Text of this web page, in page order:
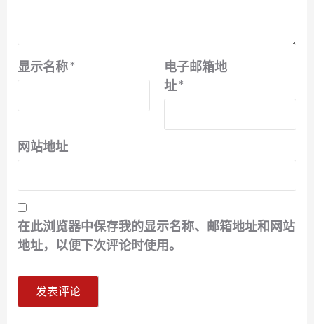
显示名称*
电子邮箱地
址*
网站地址
在此浏览器中保存我的显示名称、邮箱地址和网站
地址，以便下次评论时使用。